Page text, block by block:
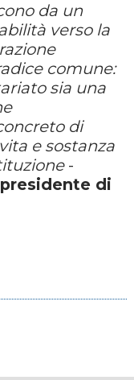
da un
verso la
comune:
sia una
di
e sostanza
-
presidente di